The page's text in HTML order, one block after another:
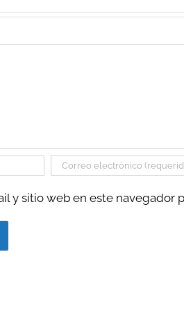
y sitio web en este navegador